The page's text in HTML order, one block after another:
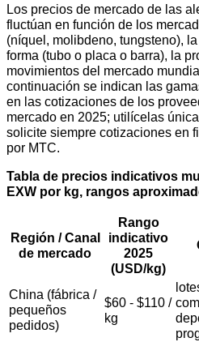
Los precios de mercado de las
fluctúan en función de los
(níquel, molibdeno, tungsteno),
forma (tubo o placa o barra), la
movimientos del mercado
continuación se indican las
en las cotizaciones de los
mercado en 2025; utilícelas
solicite siempre cotizaciones en
por MTC.
Tabla de precios indicativos
EXW por kg, rangos
Región / Canal
de mercado
Rango
indicativo
2025
(USD/kg)
China (fábrica /
pequeños
pedidos)
$60 - $110 /
kg